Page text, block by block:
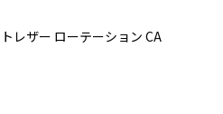
レザー ローテーション CA